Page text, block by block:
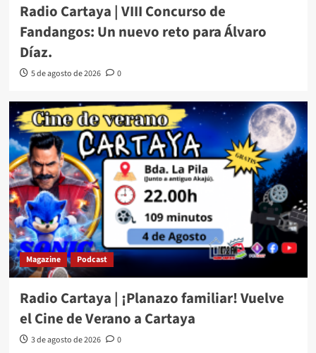
Radio Cartaya | VIII Concurso de
Fandangos: Un nuevo reto para Álvaro
Díaz.
5 de agosto de 2026 0
Magazine Podcast
Radio Cartaya | ¡Planazo familiar! Vuelve
el Cine de Verano a Cartaya
3 de agosto de 2026 0